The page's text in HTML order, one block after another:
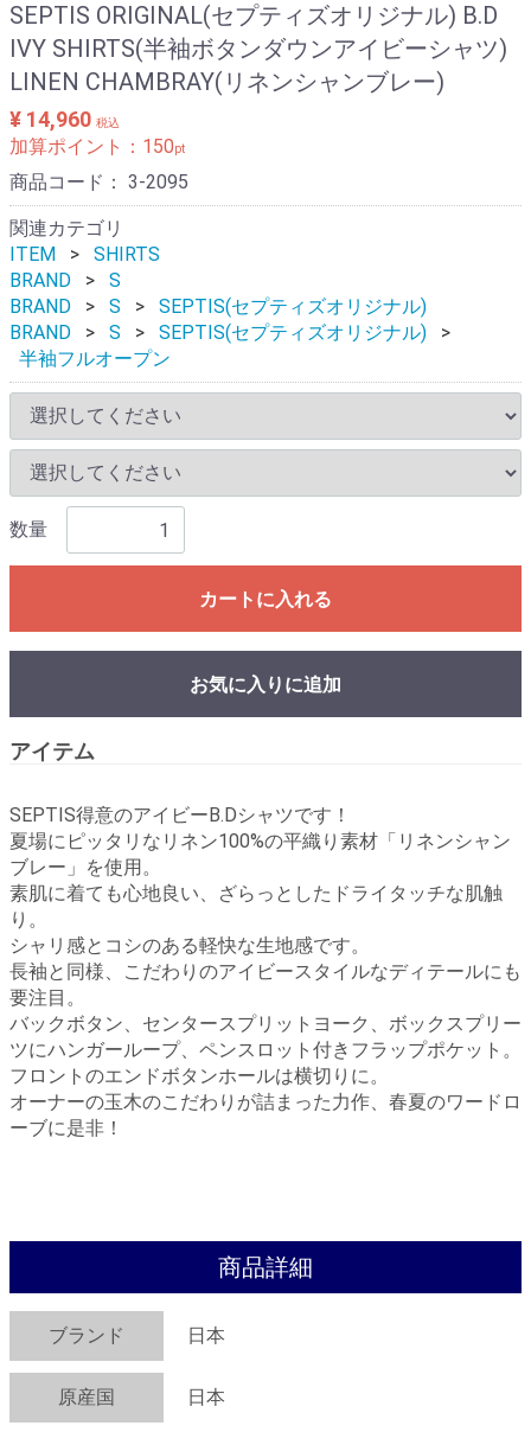
SEPTIS ORIGINAL(セプティズオリジナル) B.D
IVY SHIRTS(半袖ボタンダウンアイビーシャツ)
LINEN CHAMBRAY(リネンシャンブレー)
¥ 14,960 税込
加算ポイント： 150pt
商品コード： 3-2095
関連カテゴリ
ITEM
SHIRTS
BRAND
S
BRAND
S
SEPTIS(セプティズオリジナル)
BRAND
S
SEPTIS(セプティズオリジナル)
半袖フルオープン
数量
カートに入れる
お気に入りに追加
アイテム
SEPTIS得意のアイビーB.Dシャツです！
夏場にピッタリなリネン100%の平織り素材「リネンシャン
ブレー」を使用。
素肌に着ても心地良い、ざらっとしたドライタッチな肌触
り。
シャリ感とコシのある軽快な生地感です。
長袖と同様、こだわりのアイビースタイルなディテールにも
要注目。
バックボタン、センタースプリットヨーク、ボックスプリー
ツにハンガーループ、ペンスロット付きフラップポケット。
フロントのエンドボタンホールは横切りに。
オーナーの玉木のこだわりが詰まった力作、春夏のワードロ
ーブに是非！
商品詳細
ブランド 日本
原産国 日本